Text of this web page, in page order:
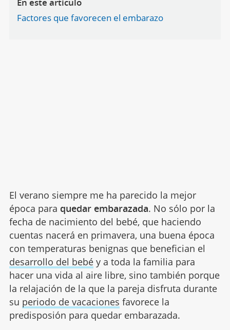
Factores que favorecen el embarazo
El verano siempre me ha parecido la mejor
época para quedar embarazada. No sólo por la
fecha de nacimiento del bebé, que haciendo
cuentas nacerá en primavera, una buena época
con temperaturas benignas que benefician el
desarrollo del bebéy a toda la familia para
hacer una vida al aire libre, sino también porque
la relajación de la que la pareja disfruta durante
su periodo de vacaciones favorece la
predisposión para quedar embarazada.